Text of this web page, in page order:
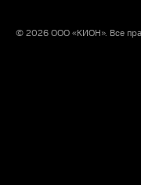
© 2026 ООО «КИОН». Все